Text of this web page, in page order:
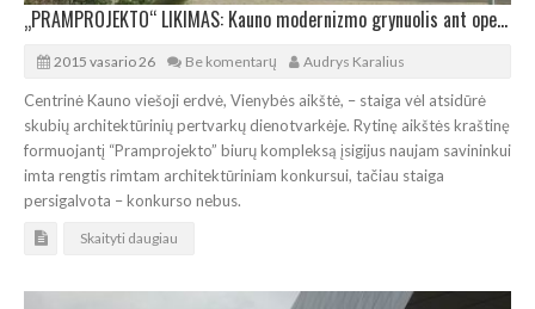
„PRAMPROJEKTO“ LIKIMAS: Kauno modernizmo grynuolis ant operacinio stalo
2015 vasario 26 Be komentarų Audrys Karalius
Centrinė Kauno viešoji erdvė, Vienybės aikštė, – staiga vėl atsidūrė
skubių architektūrinių pertvarkų dienotvarkėje. Rytinę aikštės kraštinę
formuojantį “Pramprojekto” biurų kompleksą įsigijus naujam savininkui
imta rengtis rimtam architektūriniam konkursui, tačiau staiga
persigalvota – konkurso nebus.
Skaityti daugiau